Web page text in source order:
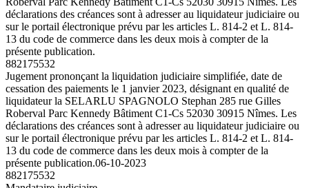
déclarations des créances sont à adresser au liquidateur judiciaire ou
sur le portail électronique prévu par les articles L. 814-2 et L. 814-
13 du code de commerce dans les deux mois à compter de la
présente publication.
882175532
Jugement prononçant la liquidation judiciaire simplifiée, date de
cessation des paiements le 1 janvier 2023, désignant en qualité de
liquidateur la SELARLU SPAGNOLO Stephan 285 rue Gilles
Roberval Parc Kennedy Bâtiment C1-Cs 52030 30915 Nîmes. Les
déclarations des créances sont à adresser au liquidateur judiciaire ou
sur le portail électronique prévu par les articles L. 814-2 et L. 814-
13 du code de commerce dans les deux mois à compter de la
présente publication.06-10-2023
882175532